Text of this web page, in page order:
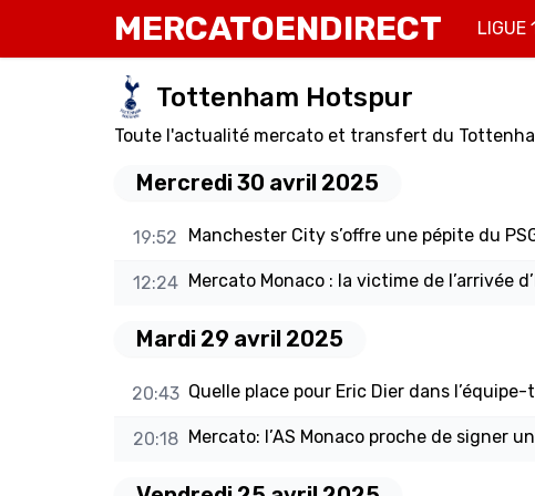
MERCATOENDIRECT LIGUE
Tottenham Hotspur
Toute l'actualité mercato et transfert du
Mercredi 30 avril 2025
19:52 Manchester City s’offre une pépite du
12:24 Mercato Monaco : la victime de l’arrivée
Mardi 29 avril 2025
20:43 Quelle place pour Eric Dier dans
20:18 Mercato: l’AS Monaco proche de signer